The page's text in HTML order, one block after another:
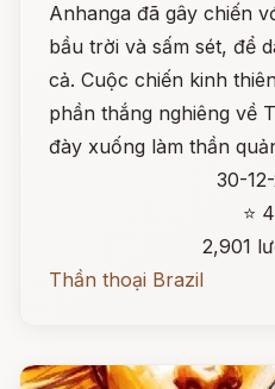
Anhanga đã gây chiến
bầu trời và sấm sét, để
cả. Cuộc chiến kinh
phần thắng nghiêng về
đày xuống làm thần
30-
⭐
2,901
Thần thoại Brazil